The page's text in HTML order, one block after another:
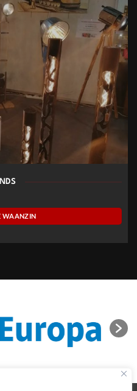
WAANZIN